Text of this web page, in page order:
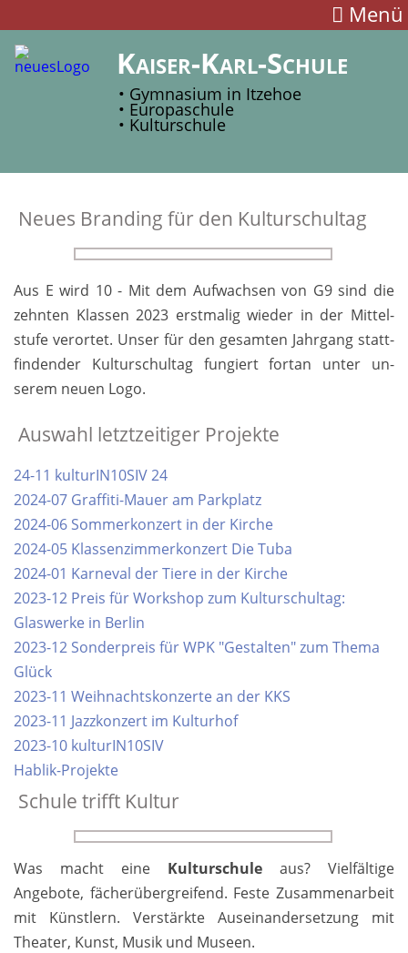
Menü
Kaiser-Karl-Schule
• Gymnasium in Itzehoe
• Europaschule
• Kulturschule
Neues Branding für den Kulturschultag
Aus E wird 10 - Mit dem Auf­wachsen von G9 sind die
zehnten Klas­sen 2023 erst­malig wieder in der Mittel­
stufe verortet. Unser für den ge­samten Jahrgang statt­
findender Kultur­schultag fungiert fort­an unter un­
serem neuen Logo.
Auswahl letztzeitiger Projekte
24-11 kulturIN10SIV 24
2024-07 Graffiti-Mauer am Parkplatz
2024-06 Sommerkonzert in der Kirche
2024-05 Klassenzimmerkonzert Die Tuba
2024-01 Karneval der Tiere in der Kirche
2023-12 Preis für Workshop zum Kulturschultag:
Glaswerke in Berlin
2023-12 Sonderpreis für WPK "Gestalten" zum Thema
Glück
2023-11 Weihnachtskonzerte an der KKS
2023-11 Jazzkonzert im Kulturhof
2023-10 kulturIN10SIV
Hablik-Projekte
Schule trifft Kultur
Was macht eine Kulturschule aus? Vielfältige
Angebote, fächer­über­greifend. Feste Zusammen­arbeit
mit Künstlern. Verstärkte Aus­einander­setzung mit
Theater, Kunst, Musik und Museen.